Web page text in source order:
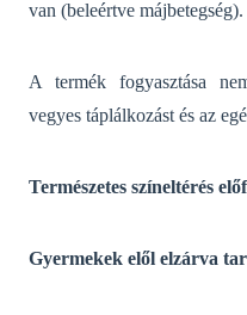
van (beleértve májbetegség).
A termék fogyasztása
vegyes táplálkozást és az
Természetes színeltérés
Gyermekek elől elzárva